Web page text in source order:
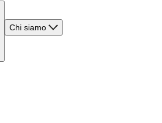
Chi siamo